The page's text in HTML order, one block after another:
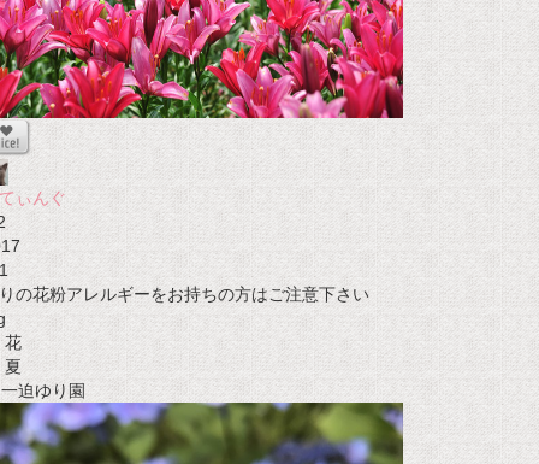
ぃんぐ
1
の花粉アレルギーをお持ちの方はご注意下さい
花
夏
迫ゆり園